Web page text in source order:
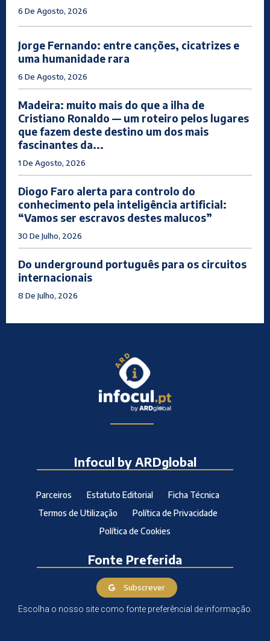
6 De Agosto, 2026
Jorge Fernando: entre canções, cicatrizes e
uma humanidade rara
6 De Agosto, 2026
Madeira: muito mais do que a ilha de
Cristiano Ronaldo — um roteiro pelos lugares
que fazem deste destino um dos mais
fascinantes da...
1 De Agosto, 2026
Diogo Faro alerta para controlo do
conhecimento pela inteligência artificial:
“Vamos ser escravos destes malucos”
30 De Julho, 2026
Do underground português para os circuitos
internacionais
8 De Julho, 2026
Infocul by ARDglobal
Parceiros Estatuto Editorial
Ficha Técnica
Termos de Utilização
Política de Privacidade
Política de Cookies
Fonte Preferida
Subscrever
Escolha o nosso site como fonte preferêncial de informação.